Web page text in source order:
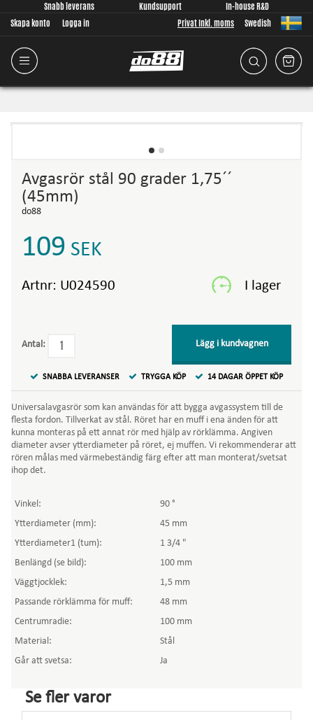
Snabb leverans Kundsupport
In-house R&D
Skapa konto
Logga in Privat Inkl. moms Swedish
Avgasrör stål 90 grader 1,75´´
(45mm)
do88
109 SEK
Artnr: U024590
Antal: Lägg i kundvagnen
SNABBA LEVERANSER TRYGGA KÖP 14 DAGAR ÖPPET KÖP
Universalavgasrör som kan användas för att bygga avgassystem till de
flesta fordon. Tillverkat av stål. Röret har en muff i ena änden för att
kunna monteras på ett annat rör med hjälp av rörklämma. Angiven
diameter avser ytterdiameter på röret, ej muffen. Vi rekommenderar att
rören målas med värmebeständig färg efter att man monterat/svetsat
ihop det.
Vinkel:
90 °
Ytterdiameter (mm):
45 mm
Ytterdiameter1 (tum):
1 3/4 "
Benlängd (se bild):
100 mm
Väggtjocklek:
1,5 mm
Passande rörklämma för muff:
48 mm
Centrumradie:
100 mm
Material:
Stål
Går att svetsa:
Ja
Se fler varor